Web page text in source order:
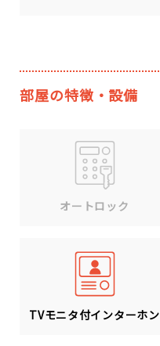
部屋の特徴・設備
オートロック
TVモニタ付インターホン